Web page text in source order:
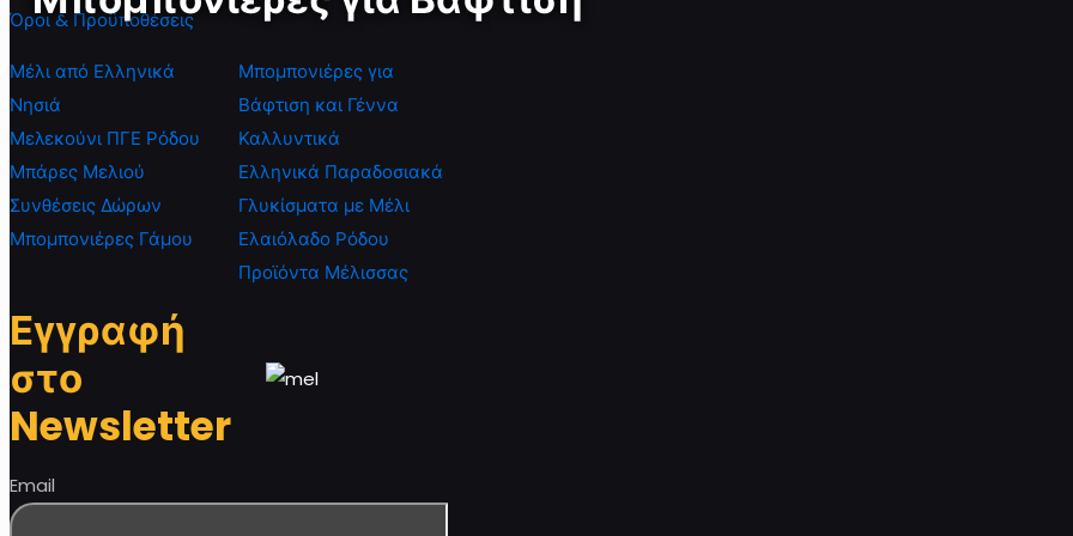
Όροι & Προϋποθέσεις
Μέλι από Ελληνικά
Νησιά
Μελεκούνι ΠΓΕ Ρόδου
Μπάρες Μελιού
Συνθέσεις Δώρων
Μπομπονιέρες Γάμου
Μπομπονιέρες για
Βάφτιση και Γέννα
Καλλυντικά
Ελληνικά Παραδοσιακά
Γλυκίσματα με Μέλι
Ελαιόλαδο Ρόδου
Προϊόντα Μέλισσας
Εγγραφή
στο
Newsletter
Email